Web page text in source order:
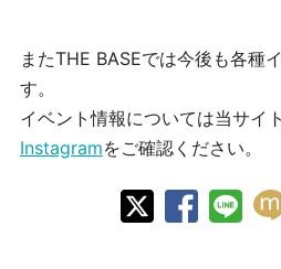
またTHE BASEでは今後も各種
す。
イベント情報については当サイ
Instagramをご確認ください。